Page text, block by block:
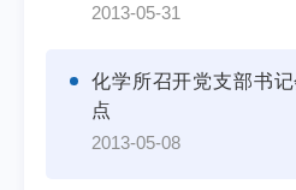
2013-05-31
化学所召开党支部书
点
2013-05-08